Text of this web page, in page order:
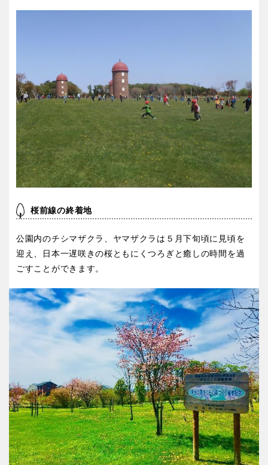
三重 滋賀
京都 大阪
兵庫 奈良
和歌山
鳥取 島根
岡山 広島
徳島
香川 愛媛
高知
桜前線の終着地
公園内のチシマザクラ、ヤマザクラは５月下旬頃に見頃を
迎え、日本一遅咲きの桜ともにくつろぎと癒しの時間を過
ごすことができます。